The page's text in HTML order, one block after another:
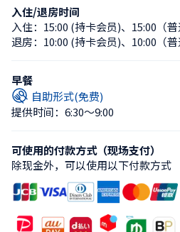
入住/退房时间
入住： 15:00 (持卡会员)、 15:00（普
退房： 10:00 (持卡会员)、 10:00（普
早餐
自助形式(免费)
提供时间：6:30〜9:00
可使用的付款方式（现场支付）
除现金外，可以使用以下付款方式